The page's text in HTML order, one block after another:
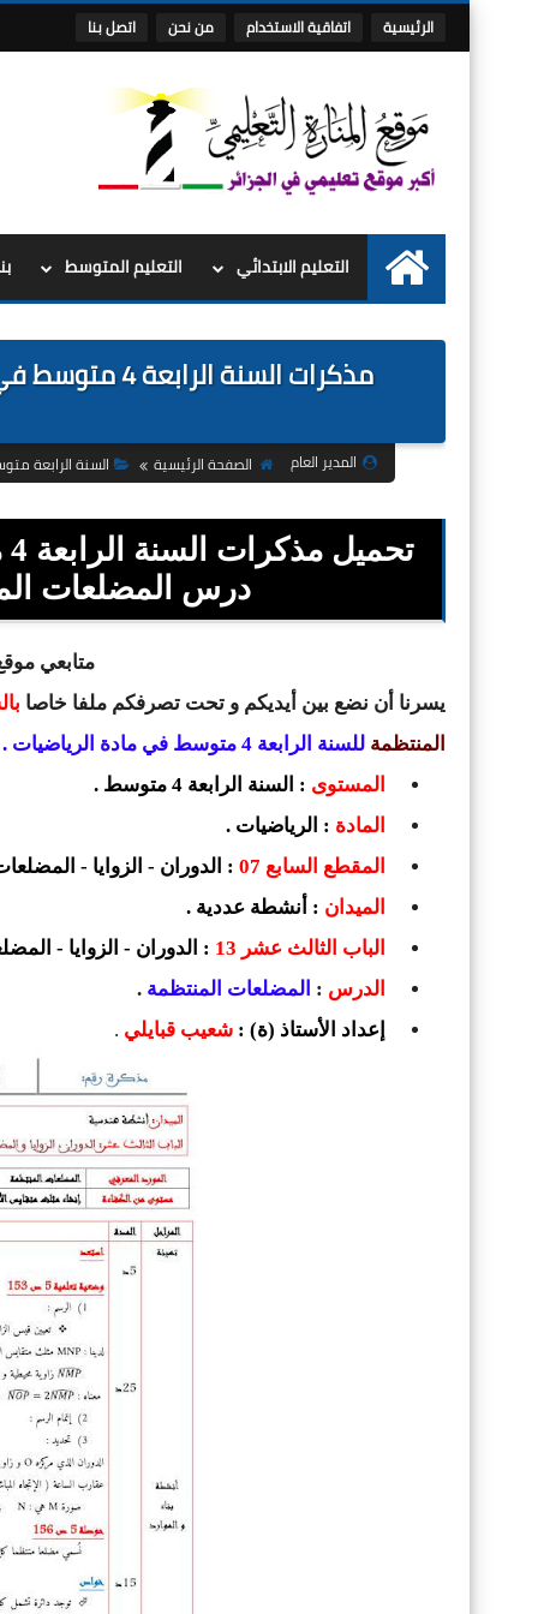
الرئيسية اتفاقية الاستخدام من نحن اتصل بنا
الرئيسية
التعليم الابتدائي التعليم المتوسط
المدير العام الصفحة الرئيسية السنة الرابعة
درس المضلعات
متابعي
يسرنا أن نضع بين أيديكم و تحت تصرفكم ملفا خاصا
المنتظمة للسنة الرابعة 4 متوسط في مادة الرياضيات
.
المستوى : السنة الرابعة 4 متوسط .
المادة : الرياضيات .
المقطع السابع 07
: الدوران - الزوايا -
الميدان : أنشطة عددية .
الباب الثالث عشر 13
: الدوران - الزوايا -
الدرس : المضلعات المنتظمة .
إعداد الأستاذ (ة) : شعيب قبايلي .